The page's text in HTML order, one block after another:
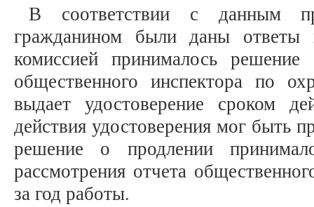
В соответствии с данным
гражданином были даны ответы
комиссией принималось
общественного инспектора по
выдает удостоверение сроком
действия удостоверения мог быть
решение о продлении
рассмотрения отчета
за год работы.